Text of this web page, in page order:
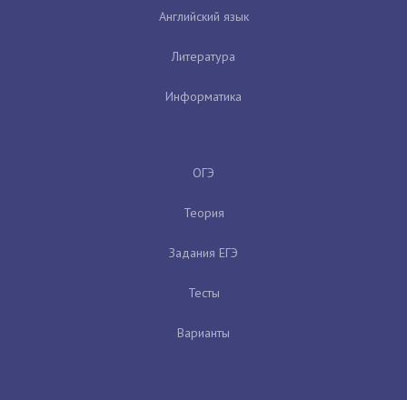
Английский язык
Литература
Информатика
ОГЭ
Теория
Задания ЕГЭ
Тесты
Варианты